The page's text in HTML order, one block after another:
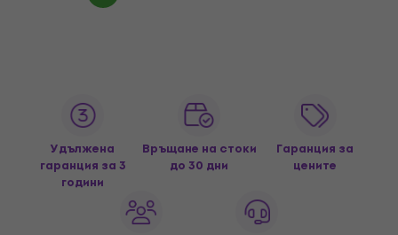
Удължена
гаранция за 3
години
Връщане на стоки
до 30 дни
Гаранция за
цените